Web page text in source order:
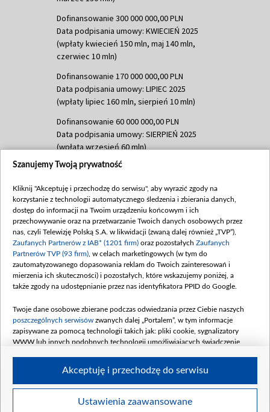
Dofinansowanie 300 000 000,00 PLN
Data podpisania umowy: KWIECIEŃ 2025
(wpłaty kwiecień 150 mln, maj 140 mln,
czerwiec 10 mln)
Dofinansowanie 170 000 000,00 PLN
Data podpisania umowy: LIPIEC 2025
(wpłaty lipiec 160 mln, sierpień 10 mln)
Dofinansowanie 60 000 000,00 PLN
Data podpisania umowy: SIERPIEŃ 2025
(wpłata wrzesień 60 mln)
Dofinansowanie 635 783 051,21 PLN
(wpłata wrzesień 100 mln, październik 350
mln, listopad 265 mln)
Dofinansowanie 48 862 000,00 PLN
Data podpisania umowy: GRUDZIEŃ 2025
(wpłata grudzień 60,548 mln)
Dofinansowanie 900 000 000,00 PLN
Data podpisania umowy: LUTY 2026 (wpłata
kwiecień 180 mln, 7 maja 180 mln, 8
czerwca 90 mln)
Dofinansowanie 250 000 000,00 PLN
4 sierpnia 250 mln
Szanujemy Twoją prywatność
Kliknij "Akceptuję i przechodzę do serwisu", aby wyrazić zgody na
korzystanie z technologii automatycznego śledzenia i zbierania danych,
dostęp do informacji na Twoim urządzeniu końcowym i ich
przechowywanie oraz na przetwarzanie Twoich danych osobowych przez
nas, czyli Telewizję Polską S.A. w likwidacji (zwaną dalej również „TVP”),
Zaufanych Partnerów z IAB* (1201 firm) oraz pozostałych Zaufanych
Partnerów TVP (93 firm) , w celach marketingowych (w tym do
zautomatyzowanego dopasowania reklam do Twoich zainteresowań i
mierzenia ich skuteczności) i pozostałych, które wskazujemy poniżej, a
także zgody na udostępnianie przez nas identyfikatora PPID do Google.
Twoje dane osobowe zbierane podczas odwiedzania przez Ciebie naszych
poszczególnych serwisów zwanych dalej „Portalem”, w tym informacje
zapisywane za pomocą technologii takich jak: pliki cookie, sygnalizatory
WWW lub innych podobnych technologii umożliwiających świadczenie
Twoje dane osobowe zbierane podczas odwiedzania przez Ciebie
Ustawienia zaawansowane
Akceptuję i przechodzę do serwisu